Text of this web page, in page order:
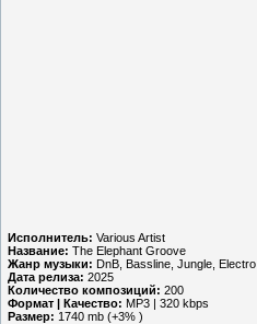
Исполнитель: Various Artist
Название: The Elephant Groove
Жанр музыки: DnB, Bassline, Jungle, Electro
Дата релиза: 2025
Количество композиций: 200
Формат | Качество: MP3 | 320 kbps
Размер: 1740 mb (+3% )